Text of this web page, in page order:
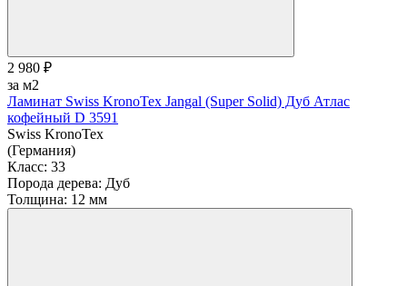
2 980 ₽
за м2
Ламинат Swiss KronoTex Jangal (Super Solid) Дуб Атлас
кофейный D 3591
Swiss KronoTex
(Германия)
Класс: 33
Порода дерева: Дуб
Толщина: 12 мм